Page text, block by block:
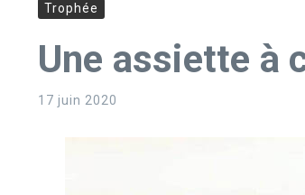
Trophée
Une assiette à
17 juin 2020